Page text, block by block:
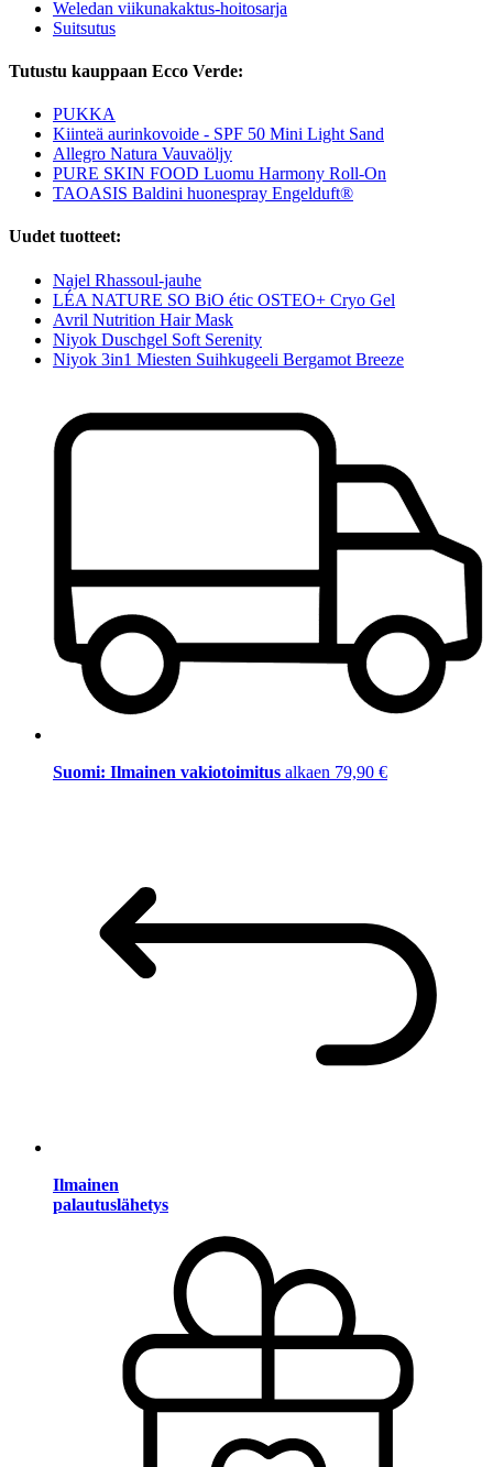
Weledan viikunakaktus-hoitosarja
Suitsutus
Tutustu kauppaan Ecco Verde:
PUKKA
Kiinteä aurinkovoide - SPF 50 Mini Light Sand
Allegro Natura Vauvaöljy
PURE SKIN FOOD Luomu Harmony Roll-On
TAOASIS Baldini huonespray Engelduft®
Uudet tuotteet:
Najel Rhassoul-jauhe
LÉA NATURE SO BiO étic OSTEO+ Cryo Gel
Avril Nutrition Hair Mask
Niyok Duschgel Soft Serenity
Niyok 3in1 Miesten Suihkugeeli Bergamot Breeze
Suomi: Ilmainen vakiotoimitus alkaen 79,90 €
Ilmainen
palautuslähetys